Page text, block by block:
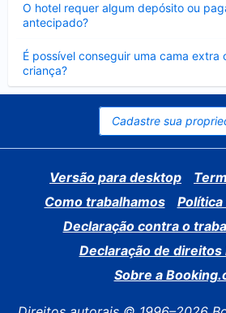
O hotel requer algum depósito ou
antecipado?
É possível conseguir uma cama extra
criança?
Contraído
Cadastre sua
Versão para desktop
Como trabalhamos
Política
Declaração contra o
Declaração de direitos
Sobre a